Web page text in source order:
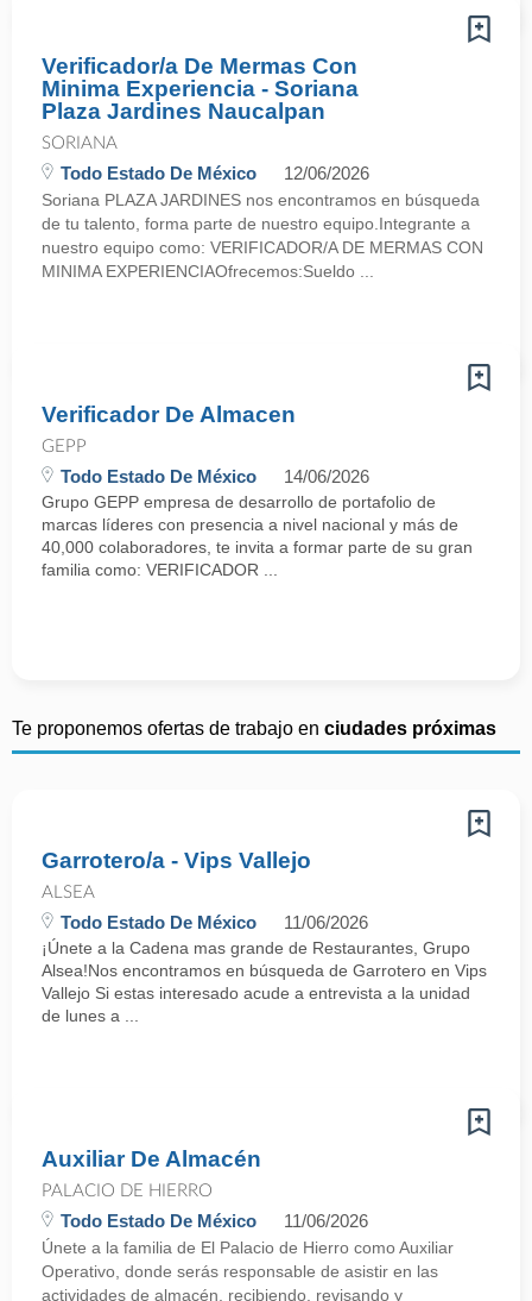
Verificador/a De Mermas Con
Minima Experiencia - Soriana
Plaza Jardines Naucalpan
SORIANA
Todo Estado De México 12/06/2026
Soriana PLAZA JARDINES nos encontramos en búsqueda
de tu talento, forma parte de nuestro equipo.Integrante a
nuestro equipo como: VERIFICADOR/A DE MERMAS CON
MINIMA EXPERIENCIAOfrecemos:Sueldo ...
Verificador De Almacen
GEPP
Todo Estado De México 14/06/2026
Grupo GEPP empresa de desarrollo de portafolio de
marcas líderes con presencia a nivel nacional y más de
40,000 colaboradores, te invita a formar parte de su gran
familia como: VERIFICADOR ...
Te proponemos ofertas de trabajo en ciudades próximas
Garrotero/a - Vips Vallejo
ALSEA
Todo Estado De México 11/06/2026
¡Únete a la Cadena mas grande de Restaurantes, Grupo
Alsea!Nos encontramos en búsqueda de Garrotero en Vips
Vallejo Si estas interesado acude a entrevista a la unidad
de lunes a ...
Auxiliar De Almacén
PALACIO DE HIERRO
Todo Estado De México 11/06/2026
Únete a la familia de El Palacio de Hierro como Auxiliar
Operativo, donde serás responsable de asistir en las
actividades de almacén, recibiendo, revisando y